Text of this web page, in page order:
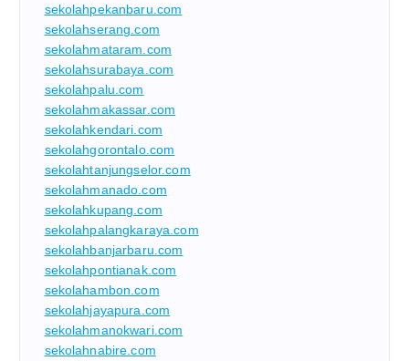
sekolahpekanbaru.com
sekolahserang.com
sekolahmataram.com
sekolahsurabaya.com
sekolahpalu.com
sekolahmakassar.com
sekolahkendari.com
sekolahgorontalo.com
sekolahtanjungselor.com
sekolahmanado.com
sekolahkupang.com
sekolahpalangkaraya.com
sekolahbanjarbaru.com
sekolahpontianak.com
sekolahambon.com
sekolahjayapura.com
sekolahmanokwari.com
sekolahnabire.com